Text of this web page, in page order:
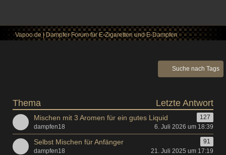
Vapoo.de | Dampfer Forum für E-Zigaretten und E-Dampfen
Suche nach Tags
Thema Letzte Antwort
Mischen mit 3 Aromen für ein gutes Liquid
127
dampfen18
6. Juli 2026 um 18:39
Selbst Mischen für Anfänger
91
dampfen18
21. Juli 2025 um 17:19